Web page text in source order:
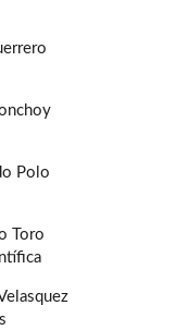
Polo
Toro